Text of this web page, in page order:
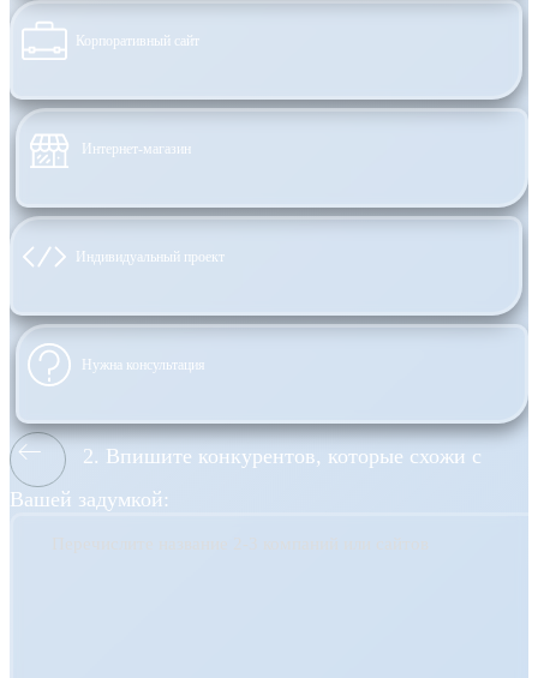
Корпоративный сайт
Интернет-магазин
Индивидуальный проект
Нужна консультация
2. Впишите конкурентов, которые схожи с
Вашей задумкой: